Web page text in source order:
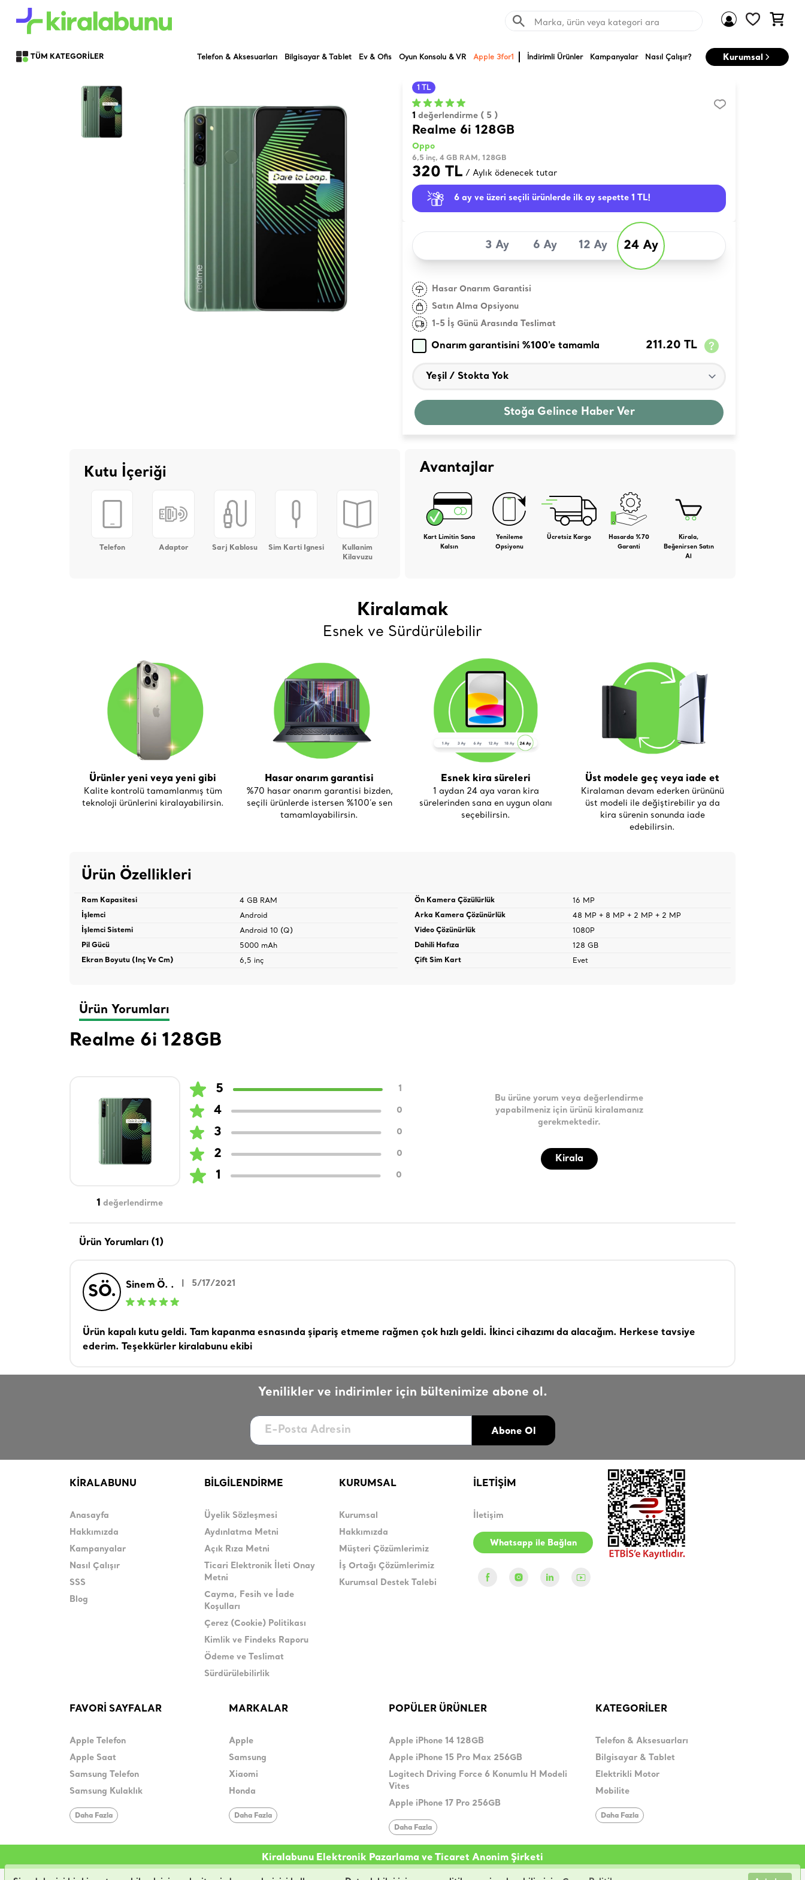
Marka, ürün veya kategori ara
TÜM KATEGORİLER Telefon & Aksesuarları Bilgisayar & Tablet Ev & Ofis Oyun Konsolu & VR Apple 3for1 İndirimli Ürünler Kampanyalar Nasıl Çalışır? Kurumsal
1 TL
1 değerlendirme ( 5 )
Realme 6i 128GB
Oppo
6,5 inç, 4 GB RAM, 128GB
320 TL / Aylık ödenecek tutar
6 ay ve üzeri seçili ürünlerde ilk ay sepette 1 TL!
3 Ay 6 Ay 12 Ay 24 Ay
Hasar Onarım Garantisi
Satın Alma Opsiyonu
1-5 İş Günü Arasında Teslimat
Onarım garantisini %100'e tamamla 211.20 TL
Stoğa Gelince Haber Ver
Kutu İçeriği
Telefon Adaptor Sarj Kablosu Sim Karti Ignesi
Kullanim
Kilavuzu
Avantajlar
Kart Limitin Sana
Kalsın
Yenileme
Opsiyonu
Ücretsiz Kargo
Hasarda %70
Garanti
Kirala,
Beğenirsen Satın
Al
Kiralamak
Esnek ve Sürdürülebilir
Ürünler yeni veya yeni gibi
Kalite kontrolü tamamlanmış tüm
teknoloji ürünlerini kiralayabilirsin.
Hasar onarım garantisi
%70 hasar onarım garantisi bizden,
seçili ürünlerde istersen %100’e sen
tamamlayabilirsin.
Esnek kira süreleri
1 aydan 24 aya varan kira
sürelerinden sana en uygun olanı
seçebilirsin.
Üst modele geç veya iade et
Kiralaman devam ederken ürününü
üst modeli ile değiştirebilir ya da
kira sürenin sonunda iade
edebilirsin.
Ürün Özellikleri
Ram Kapasitesi 4 GB RAM
İşlemci Android
İşlemci Sistemi Android 10 (Q)
Pil Gücü 5000 mAh
Ekran Boyutu (Inç Ve Cm) 6,5 inç
Ön Kamera Çözülürlük 16 MP
Arka Kamera Çözünürlük 48 MP + 8 MP + 2 MP + 2 MP
Video Çözünürlük 1080P
Dahili Hafıza 128 GB
Çift Sim Kart Evet
Ürün Yorumları
Realme 6i 128GB
1 değerlendirme
5 1
4 0
3 0
2 0
1 0
Bu ürüne yorum veya değerlendirme
yapabilmeniz için ürünü kiralamanız
gerekmektedir.
Kirala
Ürün Yorumları (1)
SÖ. Sinem Ö. . 5/17/2021
Ürün kapalı kutu geldi. Tam kapanma esnasında şipariş etmeme rağmen çok hızlı geldi. İkinci cihazımı da alacağım. Herkese tavsiye
ederim. Teşekkürler kiralabunu ekibi
Yenilikler ve indirimler için bültenimize abone ol.
Abone Ol
KİRALABUNU
Anasayfa
Hakkımızda
Kampanyalar
Nasıl Çalışır
SSS
Blog
BİLGİLENDİRME
Üyelik Sözleşmesi
Aydınlatma Metni
Açık Rıza Metni
Ticari Elektronik İleti Onay
Metni
Cayma, Fesih ve İade
Koşulları
Çerez (Cookie) Politikası
Kimlik ve Findeks Raporu
Ödeme ve Teslimat
Sürdürülebilirlik
KURUMSAL
Kurumsal
Hakkımızda
Müşteri Çözümlerimiz
İş Ortağı Çözümlerimiz
Kurumsal Destek Talebi
İLETİŞİM
İletişim
Whatsapp ile Bağlan
FAVORİ SAYFALAR
Apple Telefon
Apple Saat
Samsung Telefon
Samsung Kulaklık
Daha Fazla
MARKALAR
Apple
Samsung
Xiaomi
Honda
Daha Fazla
POPÜLER ÜRÜNLER
Apple iPhone 14 128GB
Apple iPhone 15 Pro Max 256GB
Logitech Driving Force 6 Konumlu H Modeli
Vites
Apple iPhone 17 Pro 256GB
Daha Fazla
KATEGORİLER
Telefon & Aksesuarları
Bilgisayar & Tablet
Elektrikli Motor
Mobilite
Daha Fazla
Kiralabunu Elektronik Pazarlama ve Ticaret Anonim Şirketi